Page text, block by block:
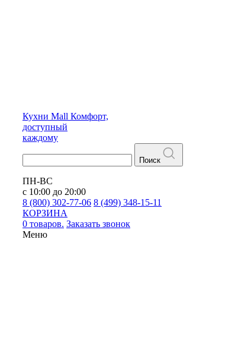
Кухни Mall Комфорт,
доступный
каждому
Поиск
ПН-ВС
с 10:00 до 20:00
8 (800) 302-77-06 8 (499) 348-15-11
КОРЗИНА
0 товаров. Заказать звонок
Меню